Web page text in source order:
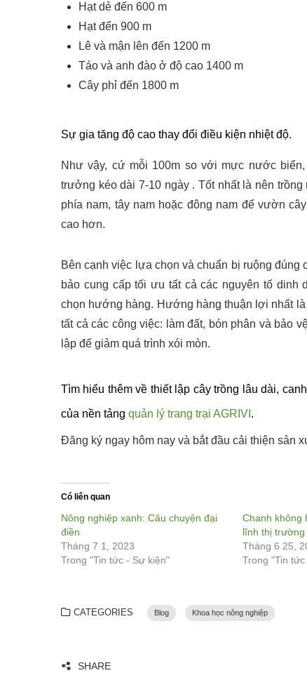
Hạt dẻ đến 600 m
Hạt đến 900 m
Lê và mận lên đến 1200 m
Táo và anh đào ở độ cao 1400 m
Cây phỉ đến 1800 m
Sự gia tăng độ cao thay đổi điều kiện nhiệt độ.
Như vậy, cứ mỗi 100m so với mực nước
trưởng kéo dài 7-10 ngày . Tốt nhất là nên
phía nam, tây nam hoặc đông nam để vườn
cao hơn.
Bên cạnh việc lựa chọn và chuẩn bị ruộng
bảo cung cấp tối ưu tất cả các nguyên tố
chọn hướng hàng. Hướng hàng thuận lợi nhất
tất cả các công việc: làm đất, bón phân và bảo
lập để giảm quá trình xói mòn.
Tìm hiểu thêm về thiết lập cây trồng lâu dài,
của nền tảng quản lý trang trại AGRIVI .
Đăng ký ngay hôm nay và bắt đầu cải thiện sản
Có liên quan
Nông nghiệp xanh: Câu chuyện đại
điền
Tháng 7 1, 2023
Trong "Tin tức - Sự kiện"
Chanh không
lĩnh thị trường
Tháng 6 25,
Trong "Tin
CATEGORIES Blog Khoa học nông nghiệp
SHARE